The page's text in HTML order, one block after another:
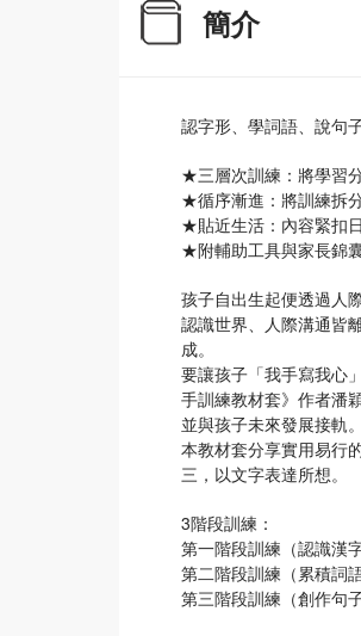
簡介
認字形、學詞語、說句
★三層次訓練：將學習
★循序漸進：將訓練拆
★貼近生活：內容緊扣
★附輔助工具與家長錦
孩子自出生起便透過人
認識世界、人際溝通皆
成。
要讓孩子「我手寫我心
手訓練教材套》作者潘
並與孩子未來發展接軌。
本教材套分享實用易行
三，以文字表達所想。
3階段訓練：
第一階段訓練（認識漢
第二階段訓練（累積詞
第三階段訓練（創作句